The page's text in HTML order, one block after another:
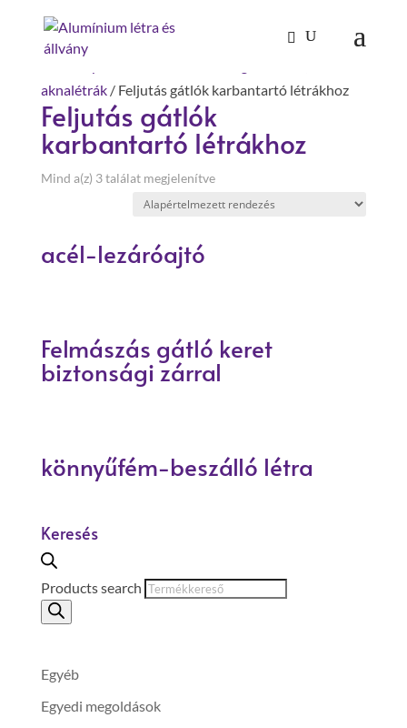
aknalétrák/ Feljutás gátlók karbantartó létrákhoz
Feljutás gátlók
karbantartó létrákhoz
Mind a(z) 3 találat megjelenítve
acél-lezáróajtó
Felmászás gátló keret
biztonsági zárral
könnyűfém-beszálló létra
Keresés
Products search
Egyéb
Egyedi megoldások